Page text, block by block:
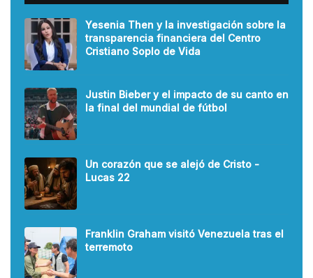
Yesenia Then y la investigación sobre la
transparencia financiera del Centro
Cristiano Soplo de Vida
Justin Bieber y el impacto de su canto en
la final del mundial de fútbol
Un corazón que se alejó de Cristo -
Lucas 22
Franklin Graham visitó Venezuela tras el
terremoto